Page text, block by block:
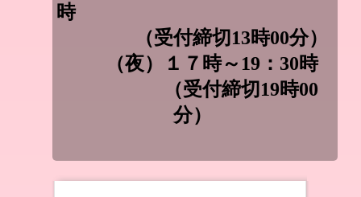
時
（受付締切13時00分）
（夜）１７時～19：30時
（受付締切19時00
分）